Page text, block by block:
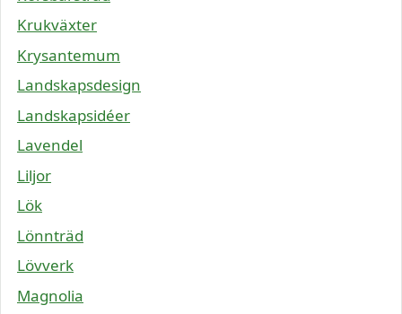
Krukväxter
Krysantemum
Landskapsdesign
Landskapsidéer
Lavendel
Liljor
Lök
Lönnträd
Lövverk
Magnolia